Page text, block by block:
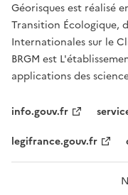
Géorisques est réalisé
Transition Écologique,
Internationales sur le
BRGM est
applications des
info.gouv.fr
legifrance.gouv.fr